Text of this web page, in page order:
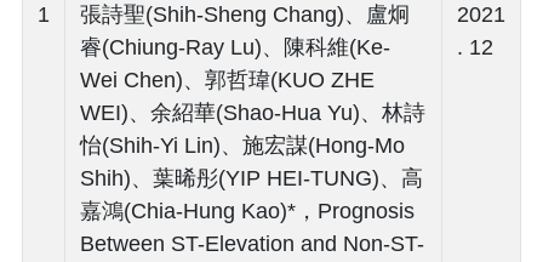
1
張詩聖(Shih-Sheng Chang)、盧炯
睿(Chiung-Ray Lu)、陳科維(Ke-
Wei Chen)、郭哲瑋(KUO ZHE
WEI)、余紹華(Shao-Hua Yu)、林詩
怡(Shih-Yi Lin)、施宏謀(Hong-Mo
Shih)、葉晞彤(YIP HEI-TUNG)、高
嘉鴻(Chia-Hung Kao)*，Prognosis
Between ST-Elevation and Non-ST-
2021
. 12